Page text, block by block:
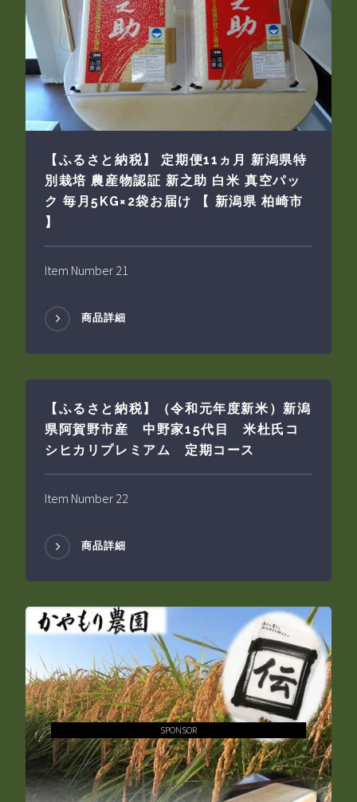
【ふるさと納税】 定期便11ヵ月 新潟県特
別栽培 農産物認証 新之助 白米 真空パッ
ク 毎月5KG×2袋お届け 【 新潟県 柏崎市
】
Item Number 21
商品詳細
【ふるさと納税】（令和元年度新米）新潟
県阿賀野市産 中野家15代目 米杜氏コ
シヒカリプレミアム 定期コース
Item Number 22
商品詳細
SPONSOR